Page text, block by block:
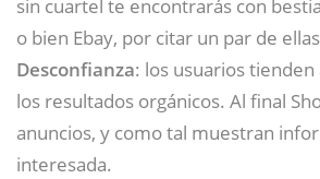
o bien Ebay, por citar un par de
Desconfianza: los usuarios
los resultados orgánicos. Al final
anuncios, y como tal muestran
interesada.